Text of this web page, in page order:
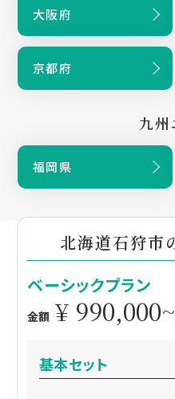
大阪府
京都府
九州
福岡県
北海道石狩市
ベーシックプラン
金額 ¥ 990,000~
基本セット